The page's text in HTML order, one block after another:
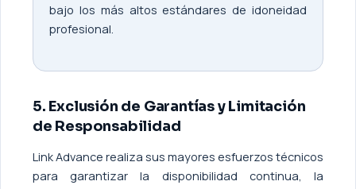
bajo los más altos estándares de idoneidad
profesional.
5. Exclusión de Garantías y Limitación
de Responsabilidad
Link Advance realiza sus mayores esfuerzos técnicos
para garantizar la disponibilidad continua, la